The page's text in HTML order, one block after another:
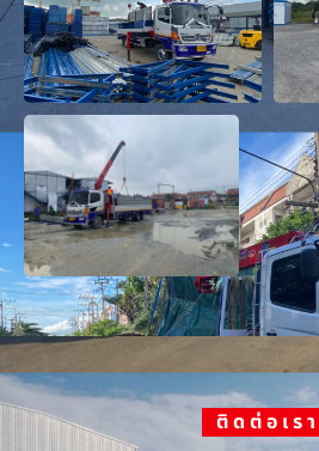
ติดต่อเรา